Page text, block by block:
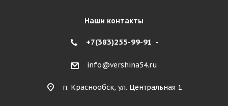
Наши контакты
+7(383)255-99-91
info@vershina54.ru
п. Краснообск, ул. Центральная 1